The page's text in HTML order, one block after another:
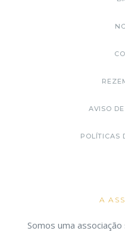
AVISO
POLÍTICAS
A
Somos uma